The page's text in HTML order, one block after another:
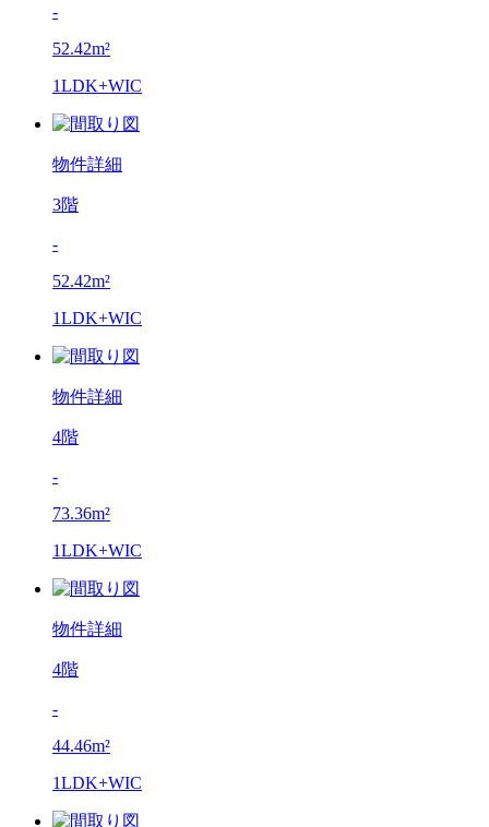
-
52.42m²
1LDK+WIC
物件詳細
3階
-
52.42m²
1LDK+WIC
物件詳細
4階
-
73.36m²
1LDK+WIC
物件詳細
4階
-
44.46m²
1LDK+WIC